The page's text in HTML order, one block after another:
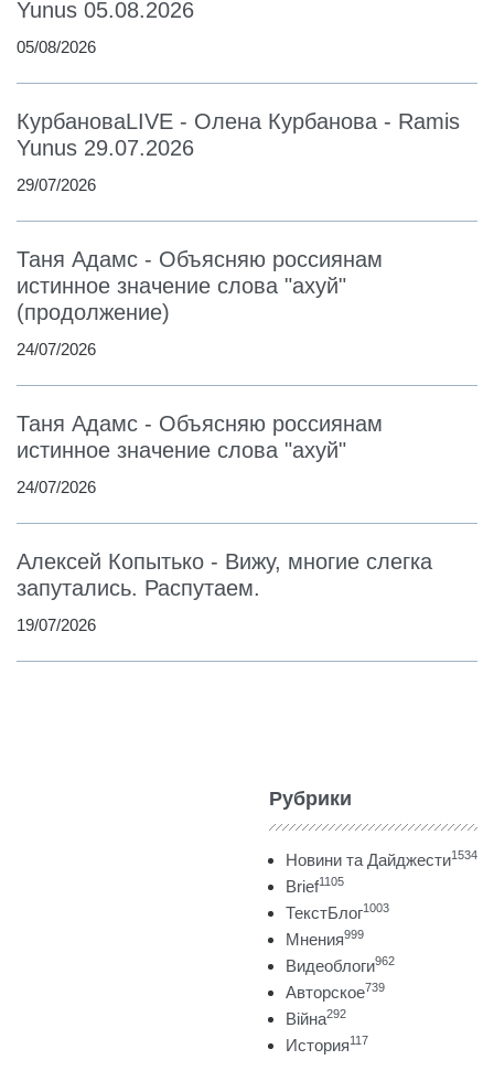
Yunus 05.08.2026
05/08/2026
КурбановаLIVE - Олена Курбанова - Ramis
Yunus 29.07.2026
29/07/2026
Таня Адамс - Объясняю россиянам
истинное значение слова "ахуй"
(продолжение)
24/07/2026
Таня Адамс - Объясняю россиянам
истинное значение слова "ахуй"
24/07/2026
Алексей Копытько - Вижу, многие слегка
запутались. Распутаем.
19/07/2026
Рубрики
Новини та Дайджести1534
Brief1105
ТекстБлог1003
Мнения999
Видеоблоги962
Авторское739
Війна292
История117